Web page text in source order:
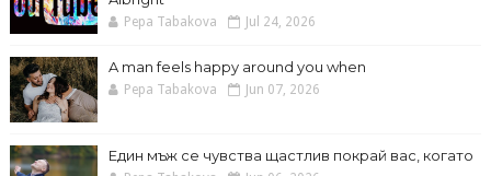
Pepa Tabakova Jul 24, 2026
A man feels happy around you when
Pepa Tabakova Jun 07, 2026
Един мъж се чувства щастлив покрай вас, когато